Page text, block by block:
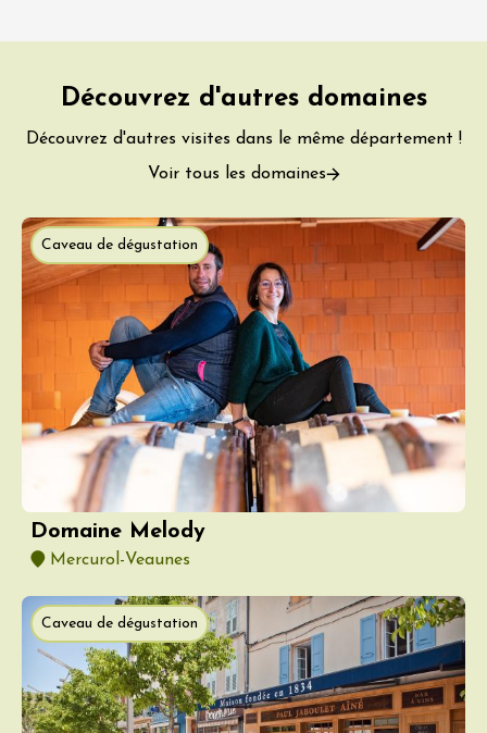
Découvrez d'autres domaines
Découvrez d'autres visites dans le même département !
Voir tous les domaines
Caveau de dégustation
Domaine Melody
Mercurol-Veaunes
Caveau de dégustation